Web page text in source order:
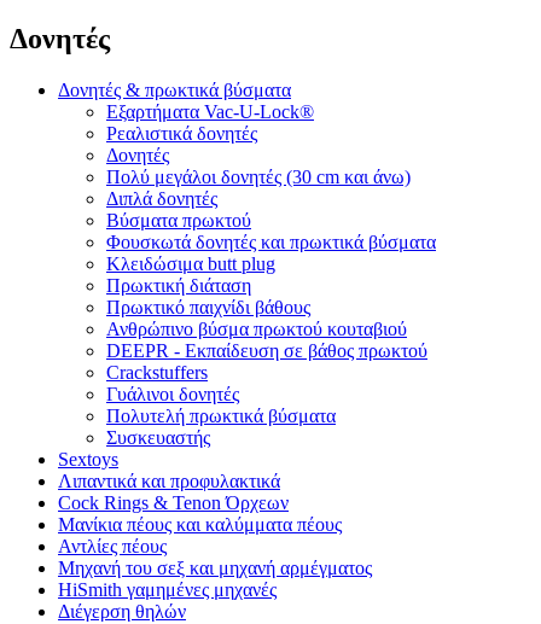
Δονητές
Δονητές & πρωκτικά βύσματα
Εξαρτήματα Vac-U-Lock®
Ρεαλιστικά δονητές
Δονητές
Πολύ μεγάλοι δονητές (30 cm και άνω)
Διπλά δονητές
Βύσματα πρωκτού
Φουσκωτά δονητές και πρωκτικά βύσματα
Κλειδώσιμα butt plug
Πρωκτική διάταση
Πρωκτικό παιχνίδι βάθους
Ανθρώπινο βύσμα πρωκτού κουταβιού
DEEPR - Εκπαίδευση σε βάθος πρωκτού
Crackstuffers
Γυάλινοι δονητές
Πολυτελή πρωκτικά βύσματα
Συσκευαστής
Sextoys
Λιπαντικά και προφυλακτικά
Cock Rings & Tenon Όρχεων
Μανίκια πέους και καλύμματα πέους
Αντλίες πέους
Μηχανή του σεξ και μηχανή αρμέγματος
HiSmith γαμημένες μηχανές
Διέγερση θηλών